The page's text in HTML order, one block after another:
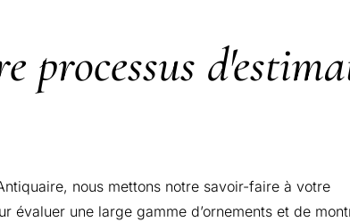
processus
nous mettons notre savoir-faire à votre
évaluer une large gamme d’ornements et de